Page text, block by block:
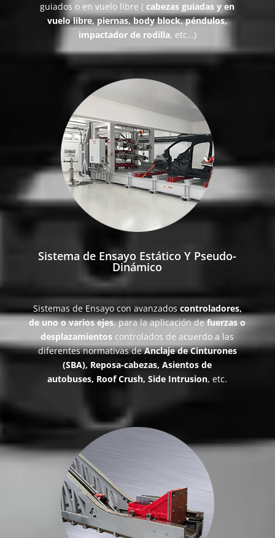
guiados o en vuelo libre (cabezas guiadas y en
vuelo libre, piernas, body block, péndulos,
impactador de rodilla, etc…)
Sistema de Ensayo Estático Y Pseudo-
Dinámico
Sistemas de Ensayo con avanzados controladores,
de uno o varios ejes, para la aplicación defuerzas o
desplazamientos controlados de acuerdo a las
diferentes normativas deAnclaje de Cinturones
(SBA), Reposa-cabezas, Asientos de
autobuses, Roof Crush, Side Intrusion, etc.